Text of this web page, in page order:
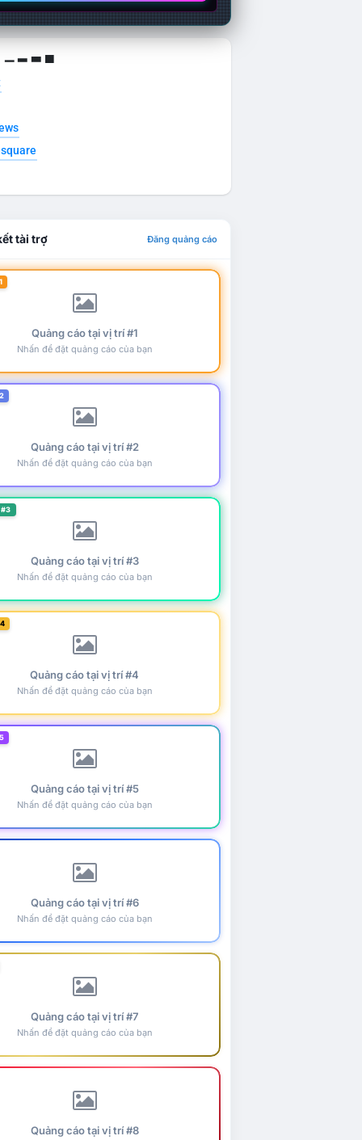
▁ ▂ ▃ ▄
tài trợ Đăng quảng cáo
Quảng cáo tại vị trí #1
Nhấn để đặt quảng cáo của bạn
Quảng cáo tại vị trí #2
Nhấn để đặt quảng cáo của bạn
Quảng cáo tại vị trí #3
Nhấn để đặt quảng cáo của bạn
Quảng cáo tại vị trí #4
Nhấn để đặt quảng cáo của bạn
Quảng cáo tại vị trí #5
Nhấn để đặt quảng cáo của bạn
Quảng cáo tại vị trí #6
Nhấn để đặt quảng cáo của bạn
Quảng cáo tại vị trí #7
Nhấn để đặt quảng cáo của bạn
Quảng cáo tại vị trí #8